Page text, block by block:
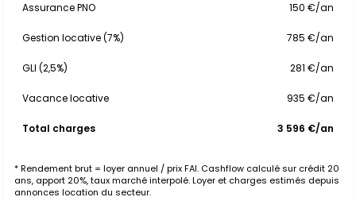
Assurance PNO 150 €/an
Gestion locative (7%) 785 €/an
GLI (2,5%) 281 €/an
Vacance locative 935 €/an
Total charges 3 596 €/an
* Rendement brut = loyer annuel / prix FAI. Cashflow calculé sur crédit 20
ans, apport 20%, taux marché interpolé. Loyer et charges estimés depuis
annonces location du secteur.